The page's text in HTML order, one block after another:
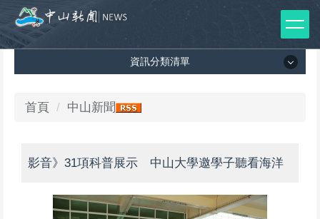
到
主
資訊分類清單
資訊分類清單
媒體報導
影音專區
首頁 中山新聞
影音》31項科普展示 中山大學邀學子聽看海洋